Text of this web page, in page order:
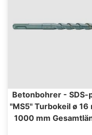
Betonbohrer - SDS-
"MS5" Turbokeil ø 16
1000 mm